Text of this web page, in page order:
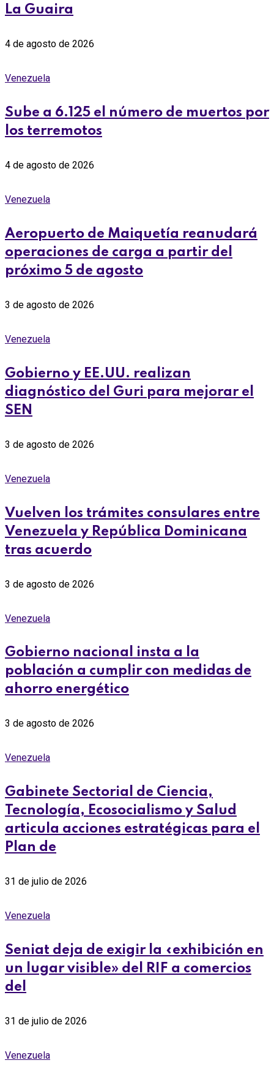
La Guaira
4 de agosto de 2026
Venezuela
Sube a 6.125 el número de muertos por
los terremotos
4 de agosto de 2026
Venezuela
Aeropuerto de Maiquetía reanudará
operaciones de carga a partir del
próximo 5 de agosto
3 de agosto de 2026
Venezuela
Gobierno y EE.UU. realizan
diagnóstico del Guri para mejorar el
SEN
3 de agosto de 2026
Venezuela
Vuelven los trámites consulares entre
Venezuela y República Dominicana
tras acuerdo
3 de agosto de 2026
Venezuela
Gobierno nacional insta a la
población a cumplir con medidas de
ahorro energético
3 de agosto de 2026
Venezuela
Gabinete Sectorial de Ciencia,
Tecnología, Ecosocialismo y Salud
articula acciones estratégicas para el
Plan de
31 de julio de 2026
Venezuela
Seniat deja de exigir la «exhibición en
un lugar visible» del RIF a comercios
del
31 de julio de 2026
Venezuela